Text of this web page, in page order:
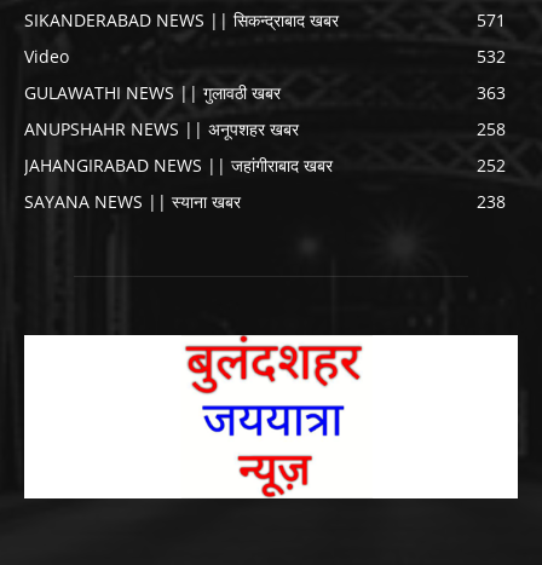
SIKANDERABAD NEWS || सिकन्द्राबाद खबर
571
Video
532
GULAWATHI NEWS || गुलावठी खबर
363
ANUPSHAHR NEWS || अनूपशहर खबर
258
JAHANGIRABAD NEWS || जहांगीराबाद खबर
252
SAYANA NEWS || स्याना खबर
238